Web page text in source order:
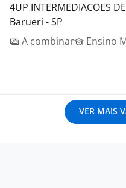
4UP INTERMEDIACOES DE
Barueri - SP
A combinar
Ensino
VER MAIS